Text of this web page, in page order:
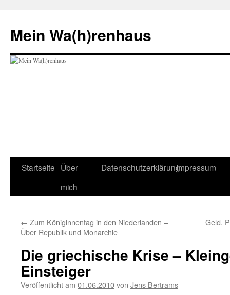
springen
Mein Wa(h)renhaus
Startseite Über
mich
DatenschutzerklärungImpressum
← Zum Königinnentag in den Niederlanden –
Über Republik und Monarchie
Geld,
Die griechische Krise –
Einsteiger
Veröffentlicht am 01.06.2010von Jens Bertrams